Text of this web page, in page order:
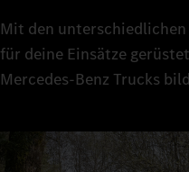
Mit den
für deine Einsätze
Mercedes‑Benz Trucks